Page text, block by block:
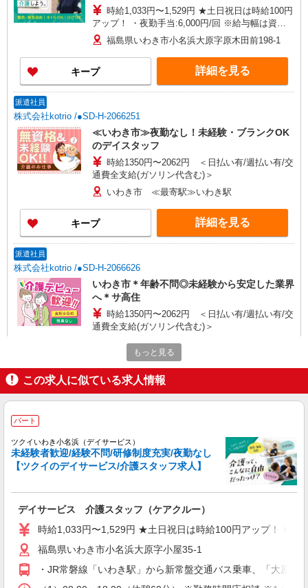
時給1,033円〜1,529円 ★土日祝日は時給100円
アップ！ ・夜勤手当:6,000円/回 ※給与幅は資
格・経験等による
福島県いわき市小名浜大原字原木田前198-1
キープ 詳細を見る
派遣社員
株式会社kotrio /●SD-H-2066251
≪いわき市≫夜勤なし！未経験・ブランクOK
のデイスタッフ
時給1350円〜2062円 ＜日払い有/週払い有/交
通費全支給(ガソリン代含む)＞
いわき市 ≪最寄駅≫いわき駅
キープ 詳細を見る
派遣社員
株式会社kotrio /●SD-H-2066626
いわき市＊年齢不問◎未経験から安定した業界
へ＊サ高住
時給1350円〜2062円 ＜日払い有/週払い有/交
通費全支給(ガソリン代含む)＞
いわき市 ≪最寄駅≫いわき駅
キープ
株式会社kotrio /●SD-H-1701636
≪いわき市≫綺麗な高齢者マンションの見守り
STAFF＊
時給1450円〜2062円 ＜日払い有/週払い有/交
いわき市 ≪最寄駅≫いわき駅
キープ 詳細を見る
派遣社員
株式会社kotrio /●SD-H-1895000
もっと見る
この求人に似ている求人情報
パート
ツクイいわき小名浜（デイサービス）
未経験者歓迎/経験不問/研修制度充実/夜勤なし
【ツクイのデイサービス/介護スタッフ求人】
デイサービス 介護スタッフ（ケアクルー）
時給1,033円〜1,529円 ★土日祝日は時給100円アップ！ ※給
福島県いわき市小名浜大原字小屋35-1
・JR常磐線「いわき駅」から新常盤交通バス乗車、「大原